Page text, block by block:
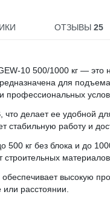
ОТЗЫВЫ25
10 500/1000 кг —
для
профессиональных
что делает ее удобной
стабильную работу и
500 кг без блока и до
высокую
расстоянии.